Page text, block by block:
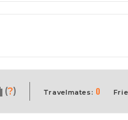
(?) Travelmates: 0